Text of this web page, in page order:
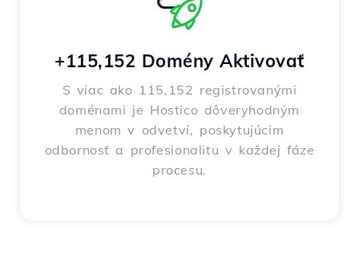
+115,152 Domény Aktivovať
S viac ako 115,152 registrovanými
doménami je Hostico dôveryhodným
menom v odvetví, poskytujúcim
odbornosť a profesionalitu v každej fáze
procesu.